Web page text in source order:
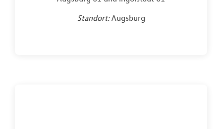
Standort: Augsburg